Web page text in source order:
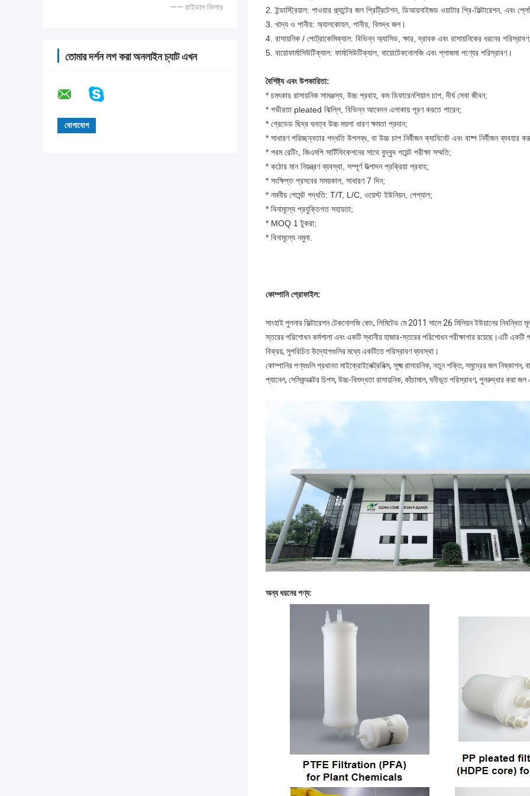
—— রাইডাল ফিলার
তোমার দর্শন লগ করা অনলাইন চ্যাট এখন
2. ইন্ডাস্ট্রিয়াল: পাওয়ার প্ল্যান্টের জল প্রিট্রিটেশন, ডিআয়নাইজড ওয়াটার প্রি-ফিল্টারেশন, এবং
3. খাদ্য ও পানীয়: অ্যালকোহল, পানীয়, বিশুদ্ধ জল।
4. রাসায়নিক / পেট্রোকেমিক্যাল: বিভিন্ন অ্যাসিড, ক্ষার, দ্রাবক এবং রাসায়নিকের ধরনের
5. বায়োফার্মাসিউটিক্যাল: ফার্মাসিউটিক্যাল, বায়োটেকনোলজি এবং প্লাজমা পণ্যের পরিস্রাবণ।
বৈশিষ্ট্য এবং উপকারিতা:
* চমৎকার রাসায়নিক সামঞ্জস্য, উচ্চ প্রবাহ, কম ডিফারেনশিয়াল চাপ, দীর্ঘ সেবা জীবন;
* গভীরতা pleated ঝিল্লি, বিভিন্ন আবেদন এলাকায় পূরণ করতে পারেন;
* গ্রেডেড ছিদ্র ঘনত্ব উচ্চ ময়লা ধারণ ক্ষমতা প্রদান;
* সাধারণ পরিচ্ছন্নতার পদ্ধতি উপলব্ধ, বা উচ্চ চাপ নির্বীজন ক্যাবিনেট এবং বাষ্প নির্বীজন ব্যবহার
* পরম রেটিং, জিএমপি সার্টিফিকেশনের সাথে বুদ্বুদ পয়েন্ট পরীক্ষা সম্মতি;
* কঠোর মান নিয়ন্ত্রণ ব্যবস্থা, সম্পূর্ণ উত্পাদন প্রক্রিয়া প্রবাহ;
* সংক্ষিপ্ত প্রসবের সময়কাল, সাধারণ 7 দিন;
* নমনীয় পেমেন্ট পদ্ধতি: T/T, L/C, ওয়েস্ট ইউনিয়ন, পেপ্যাল;
* বিনামূল্যে প্রযুক্তিগত সহায়তা;
* MOQ 1 টুকরা;
* বিনামূল্যে নমুনা.
কোম্পানি প্রোফাইল:
সাংহাই পুলনার ফিল্টারেশন টেকনোলজি কোং, লিমিটেড মে 2011 সালে 26 মিলিয়ন ইউয়ানের
স্তরের পরিশোধন কর্মশালা এবং একটি স্থানীয় হাজার-স্তরের পরিশোধন পরীক্ষাগার রয়েছে।এটি একটি
বিক্রয়, সুপরিচিত উদ্যোগগুলির মধ্যে একটিতে পরিস্রাবণ ব্যবস্থা।
কোম্পানির পণ্যগুলি প্রধানত মাইক্রোইলেক্ট্রনিক্স, সূক্ষ্ম রাসায়নিক, নতুন শক্তি, সমুদ্রের জল
প্যানেল, সেমিকন্ডাক্টর চিপস, উচ্চ-বিশুদ্ধতা রাসায়নিক, কাঁচামাল, ঘনীভূত পরিস্রাবণ, পুনরুদ্ধার করা
অন্য ধরনের পণ্য: